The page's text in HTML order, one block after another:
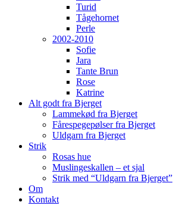
Turid
Tågehornet
Perle
2002-2010
Sofie
Jara
Tante Brun
Rose
Katrine
Alt godt fra Bjerget
Lammekød fra Bjerget
Fårespegepølser fra Bjerget
Uldgarn fra Bjerget
Strik
Rosas hue
Muslingeskallen – et sjal
Strik med “Uldgarn fra Bjerget”
Om
Kontakt